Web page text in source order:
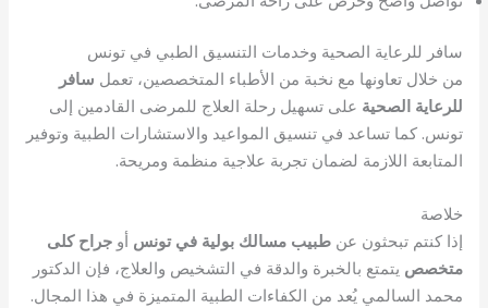
سافر للرعاية الصحية وخدمات التنسيق الطبي في تونس
من خلال تعاونها مع نخبة من الأطباء المتخصصين، تعمل سافر
للرعاية الصحية على تسهيل رحلة العلاج للمرضى القادمين إلى
تونس. كما تساعد في تنسيق المواعيد والاستشارات الطبية وتوفير
المتابعة اللازمة لضمان تجربة علاجية منظمة ومريحة.
خلاصة
إذا كنتم تبحثون عنطبيب مسالك بولية في تونس أوجراح كلى
متخصص يتمتع بالخبرة والدقة في التشخيص والعلاج، فإن الدكتور
محمد السالمي يُعد من الكفاءات الطبية المتميزة في هذا المجال.